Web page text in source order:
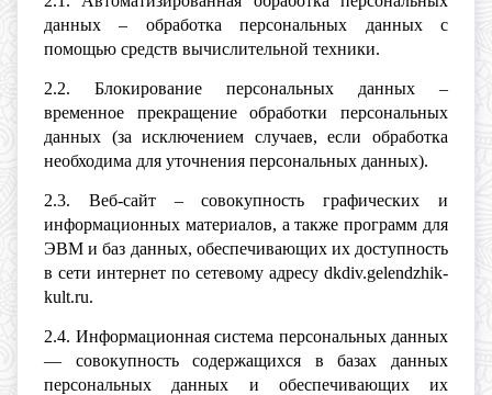
данных – обработка персональных данных с
помощью средств вычислительной техники.
2.2. Блокирование персональных данных –
временное прекращение обработки персональных
данных (за исключением случаев, если обработка
необходима для уточнения персональных данных).
2.3. Веб-сайт – совокупность графических и
информационных материалов, а также программ для
ЭВМ и баз данных, обеспечивающих их доступность
в сети интернет по сетевому адресу dkdiv.gelendzhik-
kult.ru.
2.4. Информационная система персональных данных
— совокупность содержащихся в базах данных
персональных данных и обеспечивающих их